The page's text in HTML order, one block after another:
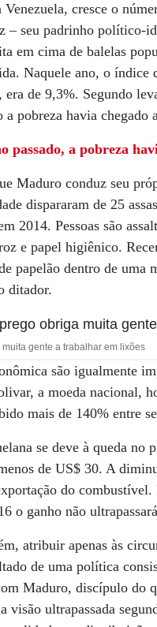
cresce o
– seu padrinho político-
em cima de balelas
Naquele ano, o índice
era de 9,3%. Segundo
a pobreza havia chegado
passado, a pobreza
Maduro conduz seu
dispararam de 25
2014. Pessoas são
e papel higiênico.
papelão dentro de uma
ditador.
gente a trabalhar em lixões
são igualmente
a moeda nacional,
mais de 140% entre
se deve à queda
de US$ 30. A
do
o ganho não
atribuir apenas às
de uma política
Maduro, discípulo do
visão ultrapassada